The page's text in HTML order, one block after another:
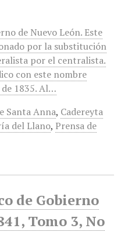
de Nuevo León. Este
por la substitución
por el centralista.
con este nombre
1835. Al…
Santa Anna, Cadereyta
del Llano, Prensa de
de Gobierno
Tomo 3, No